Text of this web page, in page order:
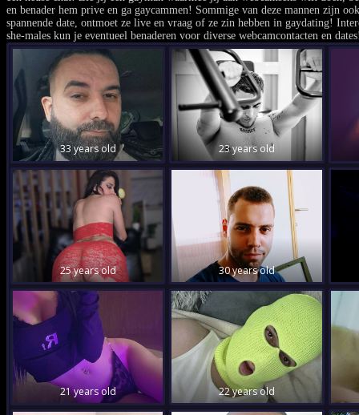
en benader hem prive en ga gaycammen! Sommige van deze mannen zijn
spannende date, ontmoet ze live en vraag of ze zin hebben in gaydating!
she-males kun je eventueel benaderen voor diverse webcamcontacten en